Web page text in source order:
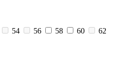
54 56 58 60
62